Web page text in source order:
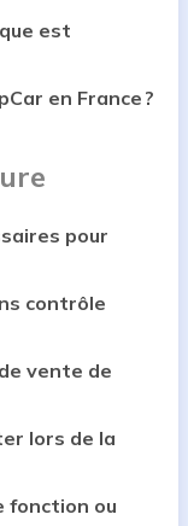
est
en France ?
pour
contrôle
vente de
lors de la
fonction ou